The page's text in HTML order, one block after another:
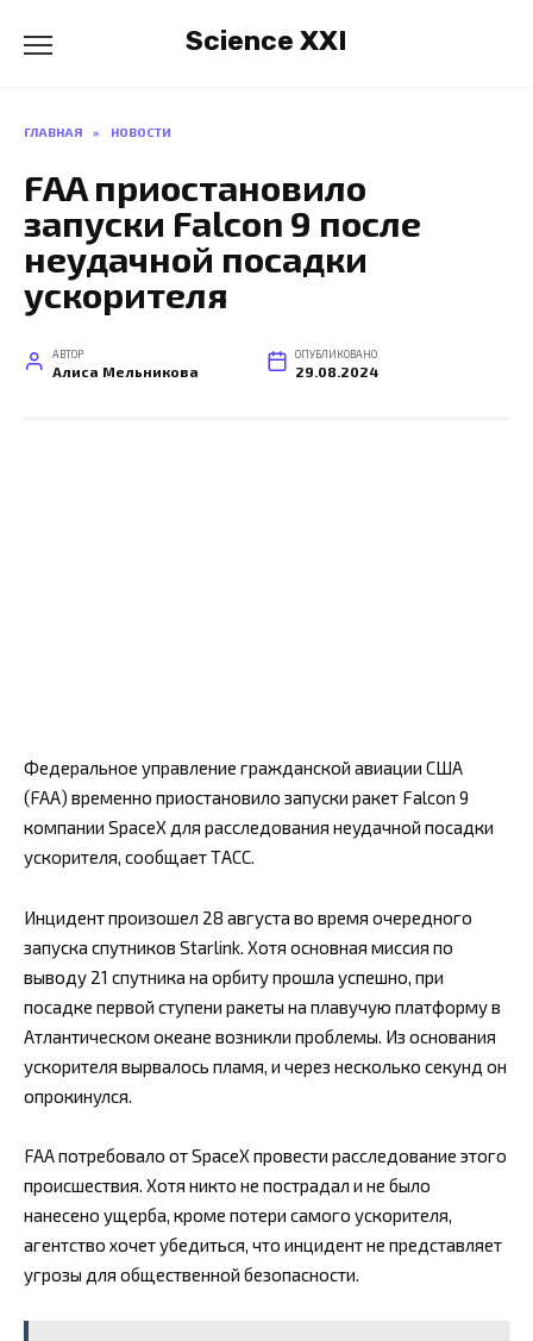
содержанию
Science XXI
ГЛАВНАЯ » НОВОСТИ
FAA приостановило
запуски Falcon 9 после
неудачной посадки
ускорителя
АВТОР
Алиса Мельникова
ОПУБЛИКОВАНО
29.08.2024
Федеральное управление гражданской авиации США
(FAA) временно приостановило запуски ракет Falcon 9
компании SpaceX для расследования неудачной посадки
ускорителя, сообщает ТАСС.
Инцидент произошел 28 августа во время очередного
запуска спутников Starlink. Хотя основная миссия по
выводу 21 спутника на орбиту прошла успешно, при
посадке первой ступени ракеты на плавучую платформу в
Атлантическом океане возникли проблемы. Из основания
ускорителя вырвалось пламя, и через несколько секунд он
опрокинулся.
FAA потребовало от SpaceX провести расследование этого
происшествия. Хотя никто не пострадал и не было
нанесено ущерба, кроме потери самого ускорителя,
агентство хочет убедиться, что инцидент не представляет
угрозы для общественной безопасности.